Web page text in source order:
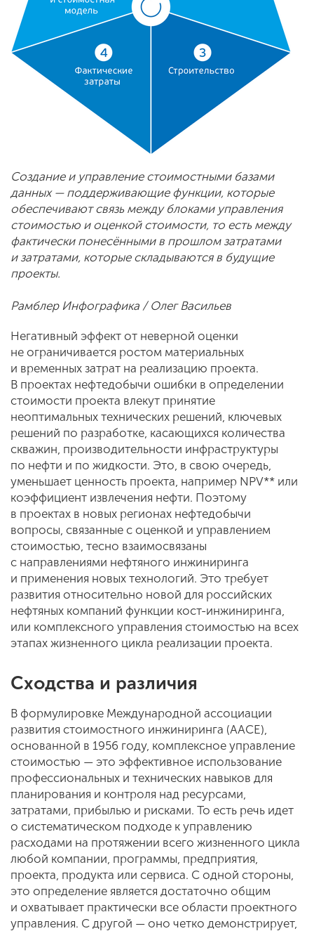
Создание и управление стоимостными базами
данных — поддерживающие функции, которые
обеспечивают связь между блоками управления
стоимостью и оценкой стоимости, то есть между
фактически понесёнными в прошлом затратами
и затратами, которые складываются в будущие
проекты.
Рамблер Инфографика / Олег Васильев
Негативный эффект от неверной оценки
не ограничивается ростом материальных
и временных затрат на реализацию проекта.
В проектах нефтедобычи ошибки в определении
стоимости проекта влекут принятие
неоптимальных технических решений, ключевых
решений по разработке, касающихся количества
скважин, производительности инфраструктуры
по нефти и по жидкости. Это, в свою очередь,
уменьшает ценность проекта, например NPV** или
коэффициент извлечения нефти. Поэтому
в проектах в новых регионах нефтедобычи
вопросы, связанные с оценкой и управлением
стоимостью, тесно взаимосвязаны
с направлениями нефтяного инжиниринга
и применения новых технологий. Это требует
развития относительно новой для российских
нефтяных компаний функции кост-инжиниринга,
или комплексного управления стоимостью на всех
этапах жизненного цикла реализации проекта.
Сходства и различия
В формулировке Международной ассоциации
развития стоимостного инжиниринга (AACE),
основанной в 1956 году, комплексное управление
стоимостью — это эффективное использование
профессиональных и технических навыков для
планирования и контроля над ресурсами,
затратами, прибылью и рисками. То есть речь идет
о систематическом подходе к управлению
расходами на протяжении всего жизненного цикла
любой компании, программы, предприятия,
проекта, продукта или сервиса. С одной стороны,
это определение является достаточно общим
и охватывает практически все области проектного
управления. С другой — оно четко демонстрирует,